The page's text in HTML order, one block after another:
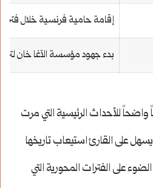
إقامة حامية فرنسية خلال فترة
بدء جهود مؤسسة الآغا خان
واضحاً للأحداث الرئيسية التي مرت
على القارئ استيعاب تاريخها
على الفترات المحورية التي